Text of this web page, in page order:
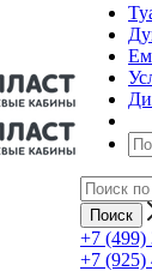
+7 (499)
+7 (925)